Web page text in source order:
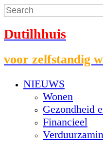
Dutilhhuis
voor zelfstandig
NIEUWS
Wonen
Gezondheid
Financieel